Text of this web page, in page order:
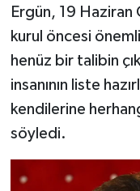
Ergün, 19 Haziran
kurul öncesi
henüz bir talibin
insanının liste
kendilerine
söyledi.